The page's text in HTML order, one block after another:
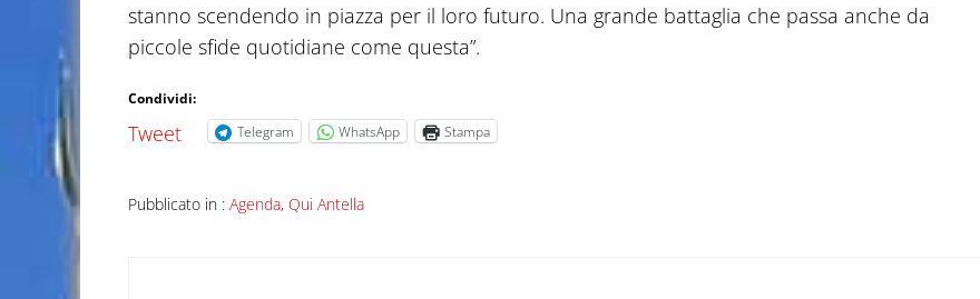
stanno scendendo in piazza per il loro futuro. Una grande battaglia che passa anche da
piccole sfide quotidiane come questa”.
Condividi:
Tweet Telegram WhatsApp Stampa
Pubblicato in : Agenda, Qui Antella